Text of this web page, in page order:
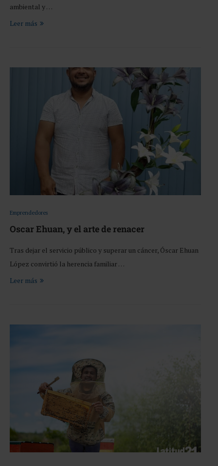
ambiental y …
Leer más
Emprendedores
Oscar Ehuan, y el arte de renacer
Tras dejar el servicio público y superar un cáncer, Óscar Ehuan
López convirtió la herencia familiar …
Leer más